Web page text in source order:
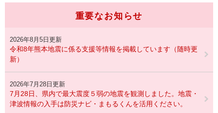
重要なお知らせ
2026年8月5日更新
令和8年熊本地震に係る支援等情報を掲載しています（随時更
新）
2026年7月28日更新
7月28日、県内で最大震度５弱の地震を観測しました。地震・
津波情報の入手は防災ナビ・まもるくんを活用ください。